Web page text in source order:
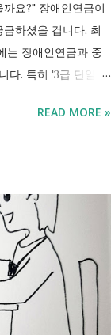
요?" 장애인연금이
하셨을 겁니다. 최
는 장애인연금과 중
다. 특히 '3급 단일장
글에서는 장애인과
가요? 2027년 보건
있는지 살펴보겠습
지 장애인연금 지급
2027년 하반기 활동
증 발달장애인 24시
확대 계속 추진 ※
READ MORE »